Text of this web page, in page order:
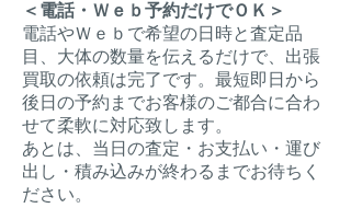
＜電話・Ｗｅｂ予約だけでＯＫ＞
電話やＷｅｂで希望の日時と査定品
目、大体の数量を伝えるだけで、出張
買取の依頼は完了です。最短即日から
後日の予約までお客様のご都合に合わ
せて柔軟に対応致します。
​あとは、当日の査定・お支払い・運び
出し・積み込みが終わるまでお待ちく
ださい。